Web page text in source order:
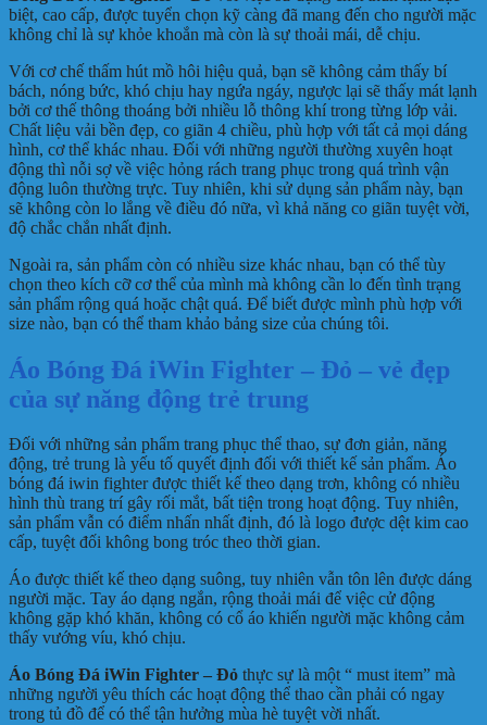
biệt, cao cấp, được tuyển chọn kỹ càng đã mang đến cho người mặc
không chỉ là sự khỏe khoắn mà còn là sự thoải mái, dễ chịu.
Với cơ chế thấm hút mồ hôi hiệu quả, bạn sẽ không cảm thấy bí
bách, nóng bức, khó chịu hay ngứa ngáy, ngược lại sẽ thấy mát lạnh
bởi cơ thế thông thoáng bởi nhiều lỗ thông khí trong từng lớp vải.
Chất liệu vải bền đẹp, co giãn 4 chiều, phù hợp với tất cả mọi dáng
hình, cơ thể khác nhau. Đối với những người thường xuyên hoạt
động thì nỗi sợ về việc hỏng rách trang phục trong quá trình vận
động luôn thường trực. Tuy nhiên, khi sử dụng sản phẩm này, bạn
sẽ không còn lo lắng về điều đó nữa, vì khả năng co giãn tuyệt vời,
độ chắc chắn nhất định.
Ngoài ra, sản phẩm còn có nhiều size khác nhau, bạn có thể tùy
chọn theo kích cỡ cơ thể của mình mà không cần lo đến tình trạng
sản phẩm rộng quá hoặc chật quá. Để biết được mình phù hợp với
size nào, bạn có thể tham khảo bảng size của chúng tôi.
Áo Bóng Đá iWin Fighter – Đỏ – vẻ đẹp
của sự năng động trẻ trung
Đối với những sản phẩm trang phục thể thao, sự đơn giản, năng
động, trẻ trung là yếu tố quyết định đối với thiết kế sản phẩm. Áo
bóng đá iwin fighter được thiết kế theo dạng trơn, không có nhiều
hình thù trang trí gây rối mắt, bất tiện trong hoạt động. Tuy nhiên,
sản phẩm vẫn có điểm nhấn nhất định, đó là logo được dệt kim cao
cấp, tuyệt đối không bong tróc theo thời gian.
Áo được thiết kế theo dạng suông, tuy nhiên vẫn tôn lên được dáng
người mặc. Tay áo dạng ngắn, rộng thoải mái để việc cử động
không gặp khó khăn, không có cổ áo khiến người mặc không cảm
thấy vướng víu, khó chịu.
Áo Bóng Đá iWin Fighter – Đỏ thực sự là một “ must item” mà
những người yêu thích các hoạt động thể thao cần phải có ngay
trong tủ đồ để có thể tận hưởng mùa hè tuyệt vời nhất.